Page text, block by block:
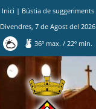
Inici | Bústia de suggeriments
Divendres 7 de Agost del 2026
36º max./ 22º min.